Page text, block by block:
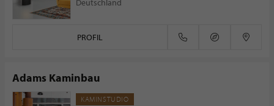
PROFIL
Adams Kaminbau
KAMINSTUDIO